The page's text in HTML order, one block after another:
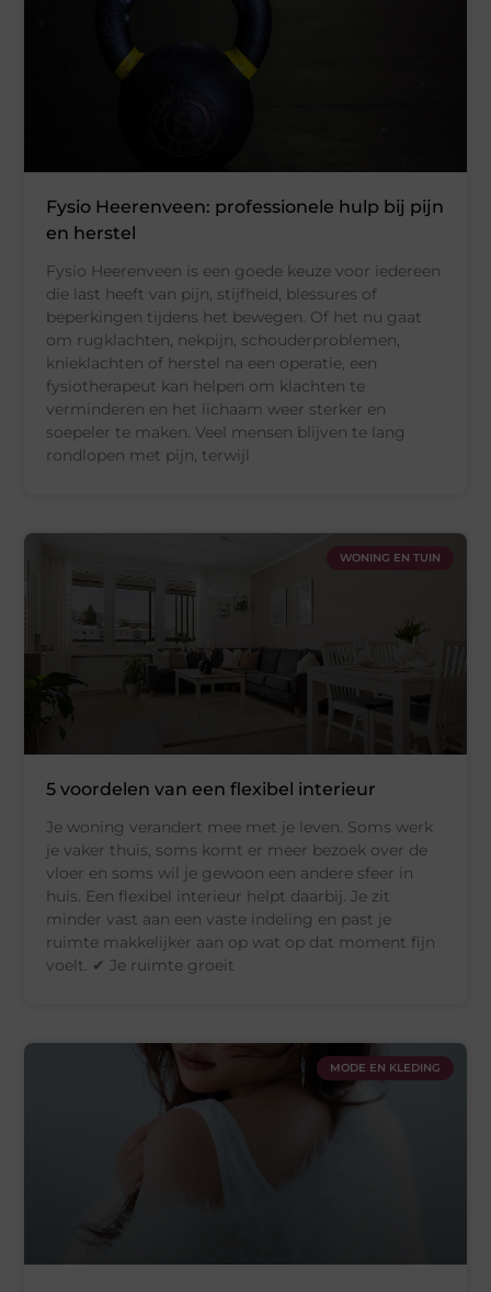
Fysio Heerenveen: professionele hulp bij pijn
en herstel
Fysio Heerenveen is een goede keuze voor iedereen
die last heeft van pijn, stijfheid, blessures of
beperkingen tijdens het bewegen. Of het nu gaat
om rugklachten, nekpijn, schouderproblemen,
knieklachten of herstel na een operatie, een
fysiotherapeut kan helpen om klachten te
verminderen en het lichaam weer sterker en
soepeler te maken. Veel mensen blijven te lang
rondlopen met pijn, terwijl
WONING EN TUIN
5 voordelen van een flexibel interieur
Je woning verandert mee met je leven. Soms werk
je vaker thuis, soms komt er meer bezoek over de
vloer en soms wil je gewoon een andere sfeer in
huis. Een flexibel interieur helpt daarbij. Je zit
minder vast aan een vaste indeling en past je
ruimte makkelijker aan op wat op dat moment fijn
voelt. ✔ Je ruimte groeit
MODE EN KLEDING